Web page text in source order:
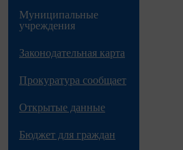
Муниципальные
учреждения
Законодательная карта
Прокуратура сообщает
Открытые данные
Бюджет для граждан